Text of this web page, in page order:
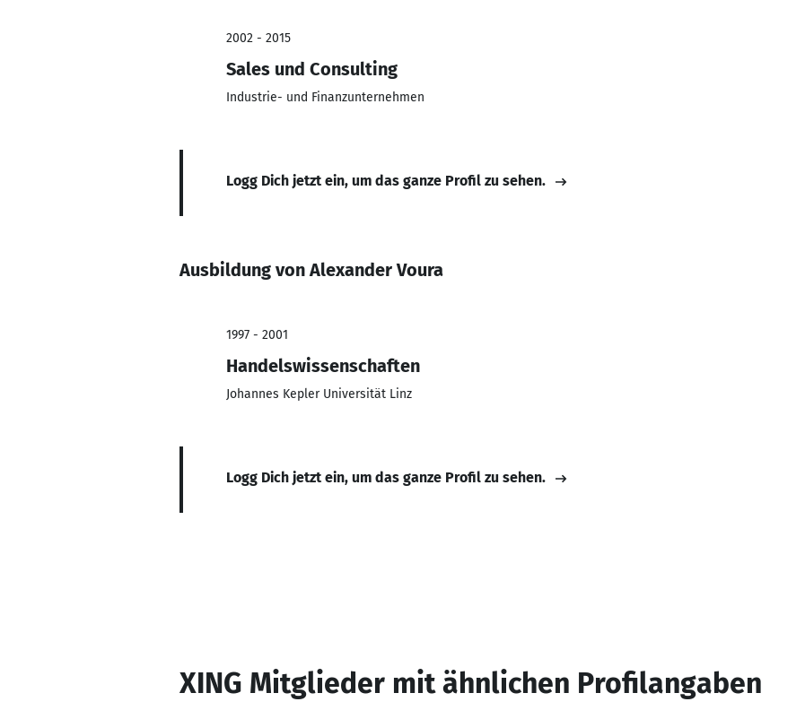
2002 - 2015
Sales und Consulting
Industrie- und Finanzunternehmen
Logg Dich jetzt ein, um das ganze Profil zu sehen.
Ausbildung von Alexander Voura
1997 - 2001
Handelswissenschaften
Johannes Kepler Universität Linz
Logg Dich jetzt ein, um das ganze Profil zu sehen.
XING Mitglieder mit ähnlichen Profilangaben